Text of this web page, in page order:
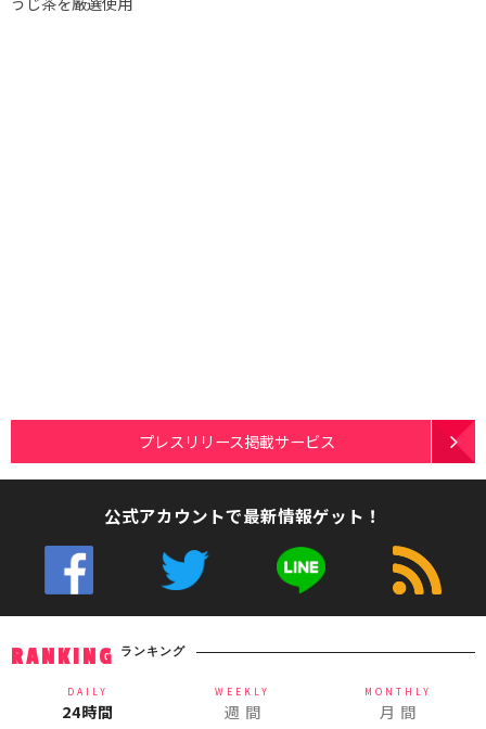
プレスリリース掲載サービス
公式アカウントで最新情報ゲット！
RANKING ランキング
DAILY
24時間
WEEKLY
週 間
MONTHLY
月 間